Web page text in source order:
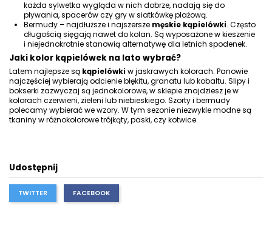
każda sylwetka wygląda w nich dobrze, nadają się do
pływania, spacerów czy gry w siatkówkę plażową.
Bermudy – najdłuższe i najszersze męskie kąpielówki. Często
długością sięgają nawet do kolan. Są wyposażone w kieszenie
i niejednokrotnie stanowią alternatywę dla letnich spodenek.
Jaki kolor kąpielówek na lato wybrać?
Latem najlepsze są kąpielówkiw jaskrawych kolorach. Panowie
najczęściej wybierają odcienie błękitu, granatu lub kobaltu. Slipy i
bokserki zazwyczaj są jednokolorowe, w sklepie znajdziesz je w
kolorach czerwieni, zieleni lub niebieskiego. Szorty i bermudy
polecamy wybierać we wzory. W tym sezonie niezwykle modne są
tkaniny w różnokolorowe trójkąty, paski, czy kotwice.
Udostępnij
TWITTER FACEBOOK